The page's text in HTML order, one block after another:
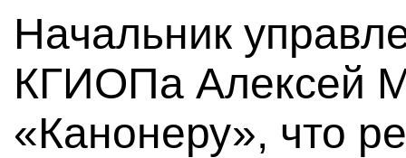
Начальник
КГИОПа Алексей
«Канонеру», что